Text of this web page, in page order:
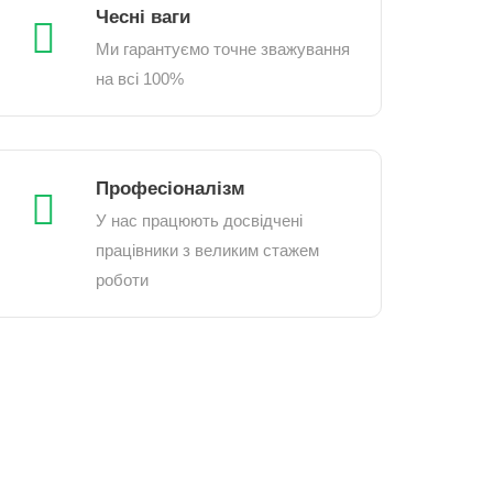
Чесні ваги
Ми гарантуємо точне зважування
на всі 100%
Професіоналізм
У нас працюють досвідчені
працівники з великим стажем
роботи